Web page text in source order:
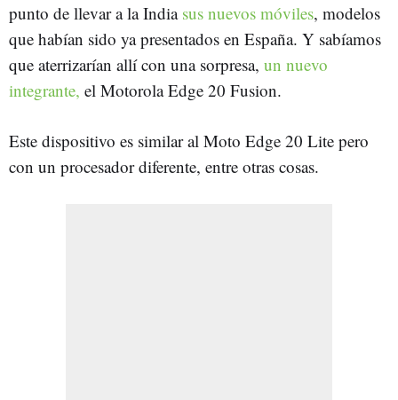
punto de llevar a la India sus nuevos móviles, modelos
que habían sido ya presentados en España. Y sabíamos
que aterrizarían allí con una sorpresa, un nuevo
integrante, el Motorola Edge 20 Fusion.
Este dispositivo es similar al Moto Edge 20 Lite pero
con un procesador diferente, entre otras cosas.